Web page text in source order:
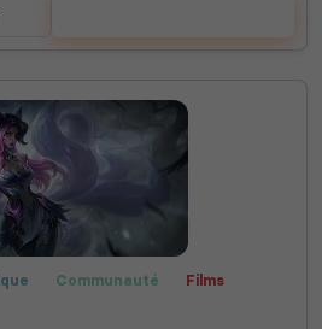
Communauté
Films